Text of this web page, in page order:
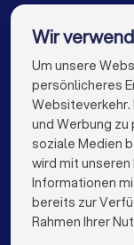
Finanzberater
Finanzberater
Die besten
info@trustlocal.de
FÜR
Wir
Um unsere
persönlicheres
Websiteverkehr.
und Werbung
soziale Medien
wird mit
Informationen
bereits zur
Rahmen Ihrer